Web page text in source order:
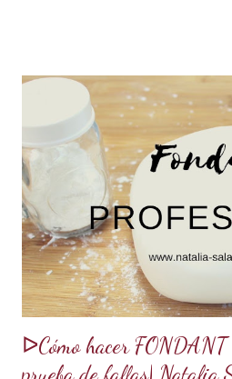
porque el producto estaba muy
porque la receta era básica como
de batido liviano como el
tortas y pasteles te quedarán
sabrosos. Los jarabes pueden ser
acuerdo a los ingredientes que
una...
ᐅCómo hacer